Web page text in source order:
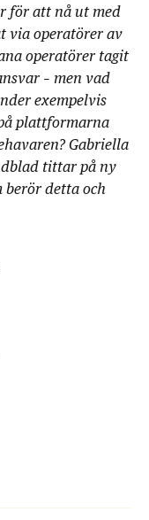
för att nå ut med
via operatörer av
operatörer tagit
– men vad
exempelvis
plattformarna
Gabriella
tittar på ny
berör detta och